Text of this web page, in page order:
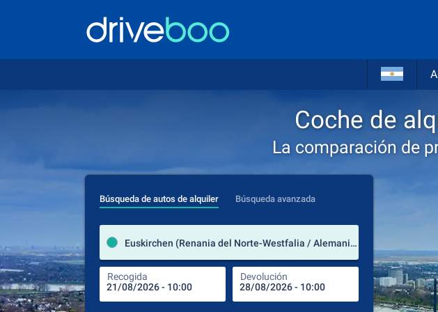
Coche de
La comparación de
Búsqueda de autos de alquiler Búsqueda avanzada
Euskirchen (Renania del Norte-Westfalia / Alemania)
Recogida Devolución Lugar de